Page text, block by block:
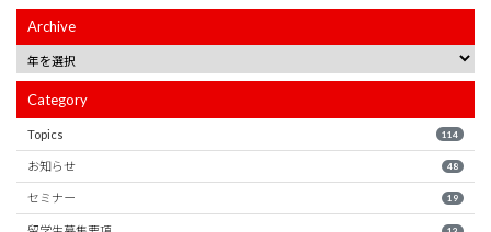
Archive
Category
Topics 114
お知らせ 48
セミナー 19